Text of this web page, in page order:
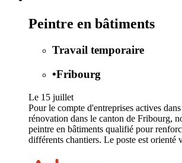
Peintre en bâtiments
Travail temporaire
•Fribourg
Le 15 juillet
Pour le compte d'entreprises actives
rénovation dans le canton de Fribourg,
peintre en bâtiments qualifié pour
différents chantiers. Le poste est orienté